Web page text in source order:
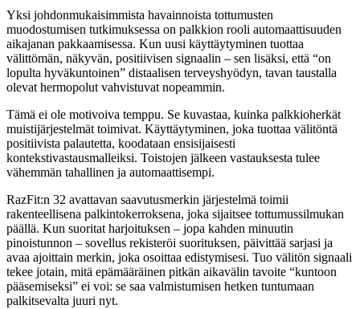
Yksi johdonmukaisimmista havainnoista tottumusten
muodostumisen tutkimuksessa on palkkion rooli automaattisuuden
aikajanan pakkaamisessa. Kun uusi käyttäytyminen tuottaa
välittömän, näkyvän, positiivisen signaalin – sen lisäksi, että “on
lopulta hyväkuntoinen” distaalisen terveyshyödyn, tavan taustalla
olevat hermopolut vahvistuvat nopeammin.
Tämä ei ole motivoiva temppu. Se kuvastaa, kuinka palkkioherkät
muistijärjestelmät toimivat. Käyttäytyminen, joka tuottaa välitöntä
positiivista palautetta, koodataan ensisijaisesti
kontekstivastausmalleiksi. Toistojen jälkeen vastauksesta tulee
vähemmän tahallinen ja automaattisempi.
RazFit:n 32 avattavan saavutusmerkin järjestelmä toimii
rakenteellisena palkintokerroksena, joka sijaitsee tottumussilmukan
päällä. Kun suoritat harjoituksen – jopa kahden minuutin
pinoistunnon – sovellus rekisteröi suorituksen, päivittää sarjasi ja
avaa ajoittain merkin, joka osoittaa edistymisesi. Tuo välitön signaali
tekee jotain, mitä epämääräinen pitkän aikavälin tavoite “kuntoon
pääsemiseksi” ei voi: se saa valmistumisen hetken tuntumaan
palkitsevalta juuri nyt.